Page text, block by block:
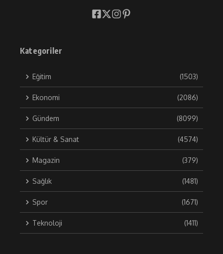
Kategoriler
Eğitim (1503)
Ekonomi (2086)
Gündem (8099)
Kültür & Sanat (4574)
Magazin (379)
Sağlık (1481)
Spor (1671)
Teknoloji (1411)